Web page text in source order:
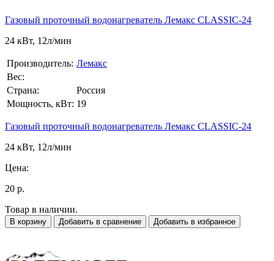
Газовый проточный водонагреватель Лемакс CLASSIC-24
24 кВт, 12л/мин
Производитель: Лемакс
Вес:
Страна:
Россия
Мощность, кВт: 19
Газовый проточный водонагреватель Лемакс CLASSIC-24
24 кВт, 12л/мин
Цена:
20 р.
Товар в наличии.
В корзину Добавить в сравнение Добавить в избранное